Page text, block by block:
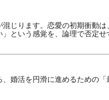
じります。恋愛の初期衝動は
という感覚を、論理で否定せ
婚活を円滑に進めるための「